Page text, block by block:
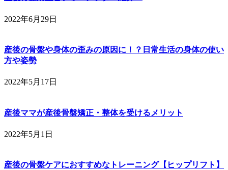
2022年6月29日
産後の骨盤や身体の歪みの原因に！？日常生活の身体の使い
方や姿勢
2022年5月17日
産後ママが産後骨盤矯正・整体を受けるメリット
2022年5月1日
産後の骨盤ケアにおすすめなトレーニング【ヒップリフト】